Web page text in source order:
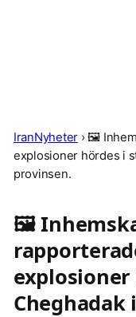
IranNyheter ›🖼
explosioner hördes i
provinsen.
🖼
Cheghadak